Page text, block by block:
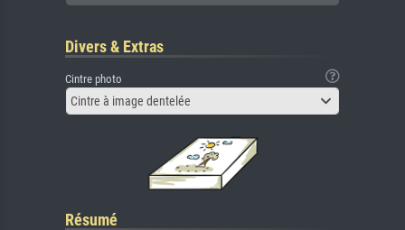
Divers & Extras
Cintre photo
Cintre à image dentelée
Résumé